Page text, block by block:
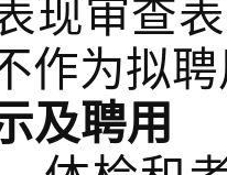
现审查
作为拟
及聘用